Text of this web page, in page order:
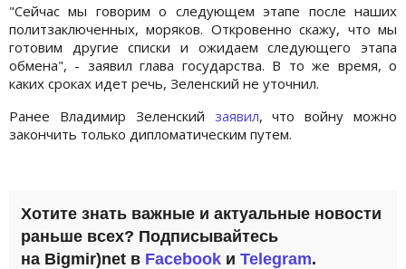
"Сейчас мы говорим о следующем этапе после наших
политзаключенных, моряков. Откровенно скажу, что мы
готовим другие списки и ожидаем следующего этапа
обмена", - заявил глава государства. В то же время, о
каких сроках идет речь, Зеленский не уточнил.
Ранее Владимир Зеленский заявил, что войну можно
закончить только дипломатическим путем.
Хотите знать важные и актуальные новости
раньше всех? Подписывайтесь
на Bigmir)net в Facebook и Telegram.